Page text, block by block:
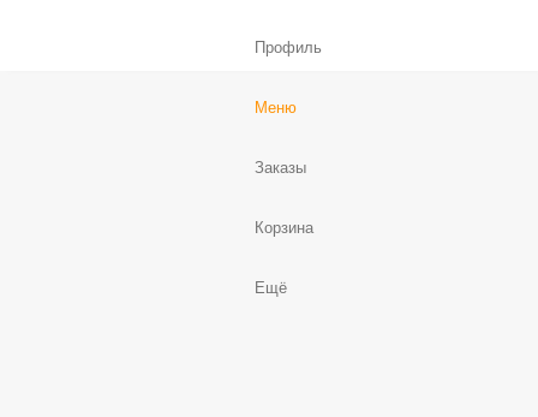
Профиль
Меню
Заказы
Корзина
Ещё